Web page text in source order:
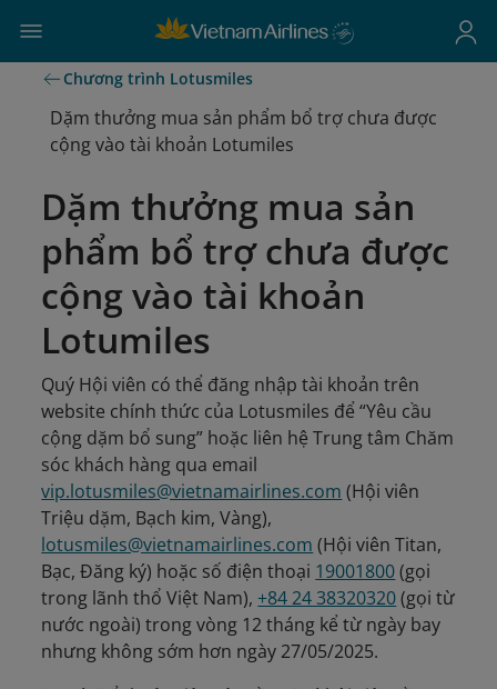
Chương trình Lotusmiles
Dặm thưởng mua sản phẩm bổ trợ chưa được
cộng vào tài khoản Lotumiles
Dặm thưởng mua sản
phẩm bổ trợ chưa được
cộng vào tài khoản
Lotumiles
Quý Hội viên có thể đăng nhập tài khoản trên
website chính thức của Lotusmiles để “Yêu cầu
cộng dặm bổ sung” hoặc liên hệ Trung tâm Chăm
sóc khách hàng qua email
vip.lotusmiles@vietnamairlines.com (Hội viên
Triệu dặm, Bạch kim, Vàng),
lotusmiles@vietnamairlines.com (Hội viên Titan,
Bạc, Đăng ký) hoặc số điện thoại 19001800(gọi
trong lãnh thổ Việt Nam),+84 24 38320320(gọi từ
nước ngoài) trong vòng 12 tháng kể từ ngày bay
nhưng không sớm hơn ngày 27/05/2025.